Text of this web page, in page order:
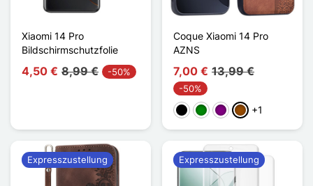
Xiaomi 14 Pro
Bildschirmschutzfolie
4,50 € 8,99 € -50%
Coque Xiaomi 14 Pro
AZNS
7,00 € 13,99 €
-50%
Schwarz
GrünViolettBraun
+1
Expresszustellung Expresszustellung